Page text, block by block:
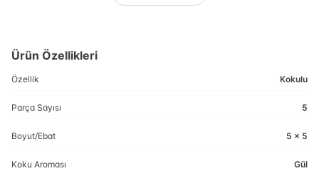
Ürün Özellikleri
Özellik Kokulu
Parça Sayısı 5
Boyut/Ebat 5 x 5
Koku Aroması Gül